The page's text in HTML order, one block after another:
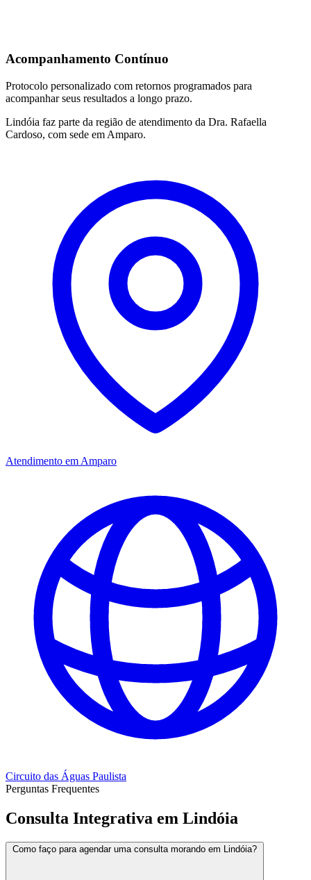
Acompanhamento Contínuo
Protocolo personalizado com retornos programados para
acompanhar seus resultados a longo prazo.
Lindóia faz parte da região de atendimento da Dra. Rafaella
Cardoso, com sede em Amparo.
Atendimento em Amparo
Circuito das Águas Paulista
Perguntas Frequentes
Consulta Integrativa em Lindóia
Como faço para agendar uma consulta morando em Lindóia?